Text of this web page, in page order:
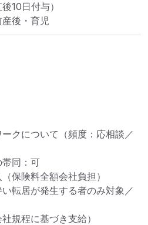
10日付与）
後・育児
クについて（頻度：応相談／
同：可
保険料全額会社負担）
転居が発生する者のみ対象／
規程に基づき支給）